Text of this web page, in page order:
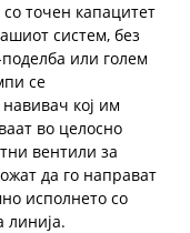
точен капацитет
систем, без
или голем
се
кој им
во целосно
вентили за
да го направат
исполнето со
линија.